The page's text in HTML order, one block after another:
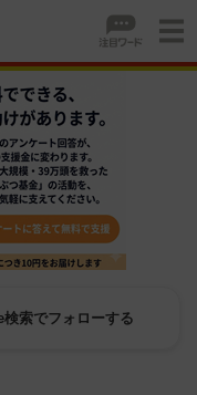
索でフォローする